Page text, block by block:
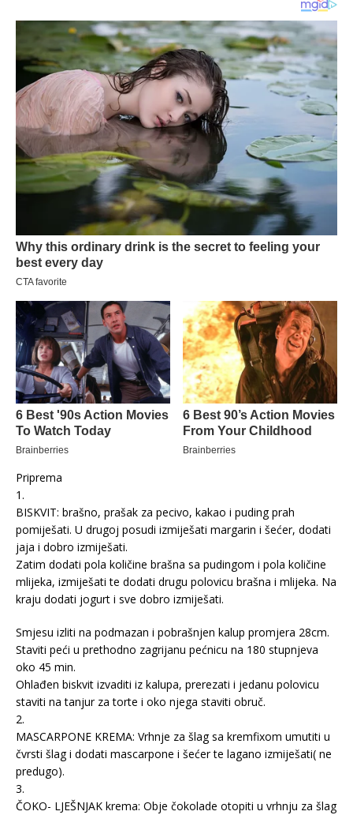
Priprema
1.
BISKVIT: brašno, prašak za pecivo, kakao i puding prah
pomiješati. U drugoj posudi izmiješati margarin i šećer, dodati
jaja i dobro izmiješati.
Zatim dodati pola količine brašna sa pudingom i pola količine
mlijeka, izmiješati te dodati drugu polovicu brašna i mlijeka. Na
kraju dodati jogurt i sve dobro izmiješati.
Smjesu izliti na podmazan i pobrašnjen kalup promjera 28cm.
Staviti peći u prethodno zagrijanu pećnicu na 180 stupnjeva
oko 45 min.
Ohlađen biskvit izvaditi iz kalupa, prerezati i jedanu polovicu
staviti na tanjur za torte i oko njega staviti obruč.
2.
MASCARPONE KREMA: Vrhnje za šlag sa kremfixom umutiti u
čvrsti šlag i dodati mascarpone i šećer te lagano izmiješati( ne
predugo).
3.
ČOKO- LJEŠNJAK krema: Obje čokolade otopiti u vrhnju za šlag